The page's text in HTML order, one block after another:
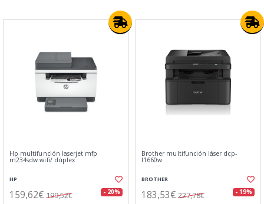
Hp multifunción laserjet mfp
m234sdw wifi/ dúplex
HP
159,62€ 199,52€ - 20%
Brother multifunción láser dcp-
l1660w
BROTHER
183,53€ 227,78€ - 19%